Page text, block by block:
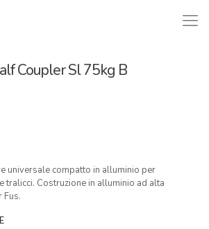
Coupler Sl 75kg B
universale compatto in alluminio per
tralicci. Costruzione in alluminio ad alta
Fus.